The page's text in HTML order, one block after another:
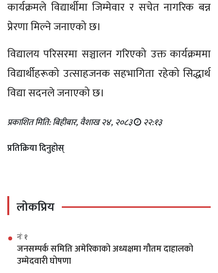
कार्यक्रमले विद्यार्थीमा जिम्मेवार र सचेत नागरिक बन्न
प्रेरणा मिल्ने जनाएको छ।
विद्यालय परिसरमा सञ्चालन गरिएको उक्त कार्यक्रममा
विद्यार्थीहरूको उत्साहजनक सहभागिता रहेको सिद्धार्थ
विद्या सदनले जनाएको छ।
प्रकाशित मिति: बिहीबार, वैशाख २४, २०८३ २२:१३
प्रतिक्रिया दिनुहोस्
लोकप्रिय
नंः १
जनसम्पर्क समिति अमेरिकाको अध्यक्षमा गौतम दाहालको
उम्मेदवारी घोषणा